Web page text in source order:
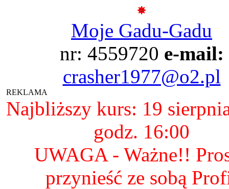
Moje Gadu-Gadu
nr: 4559720 e-mail:
crasher1977@o2.pl
REKLAMA
Najbliższy kurs: 19
godz. 16:00
UWAGA - Ważne!!
przynieść ze sobą